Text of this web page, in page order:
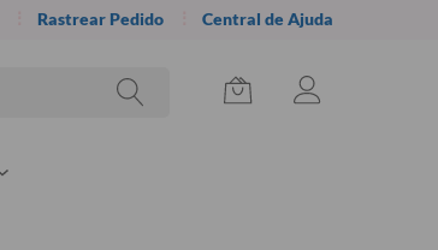
Rastrear Pedido Central de Ajuda